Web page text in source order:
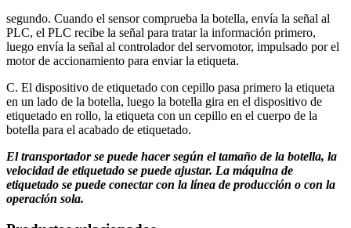
segundo. Cuando el sensor comprueba la botella, envía la señal al
PLC, el PLC recibe la señal para tratar la información primero,
luego envía la señal al controlador del servomotor, impulsado por el
motor de accionamiento para enviar la etiqueta.
C. El dispositivo de etiquetado con cepillo pasa primero la etiqueta
en un lado de la botella, luego la botella gira en el dispositivo de
etiquetado en rollo, la etiqueta con un cepillo en el cuerpo de la
botella para el acabado de etiquetado.
El transportador se puede hacer según el tamaño de la botella, la
velocidad de etiquetado se puede ajustar. La máquina de
etiquetado se puede conectar con la línea de producción o con la
operación sola.